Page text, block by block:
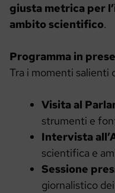
giusta metrica per
ambito scientifico.
Programma in
Tra i momenti salienti
Visita al
strumenti e
Intervista
scientifica e
Sessione
giornalistico